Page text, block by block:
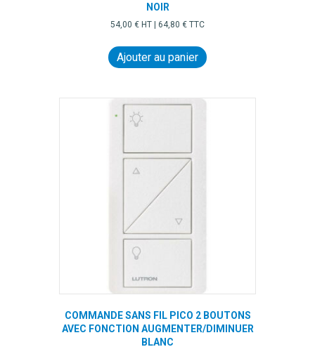
NOIR
54,00 € HT | 64,80 € TTC
Ajouter au panier
COMMANDE SANS FIL PICO 2 BOUTONS
AVEC FONCTION AUGMENTER/DIMINUER
BLANC